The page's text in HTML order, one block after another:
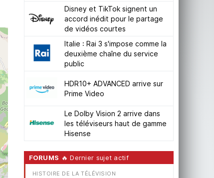
Disney et TikTok signent un
accord inédit pour le partage
de vidéos courtes
Italie : Rai 3 s'impose comme la
deuxième chaîne du service
public
HDR10+ ADVANCED arrive sur
Prime Video
Le Dolby Vision 2 arrive dans
les téléviseurs haut de gamme
Hisense
FORUMS 🔥 Dernier sujet actif
HISTOIRE DE LA TÉLÉVISION